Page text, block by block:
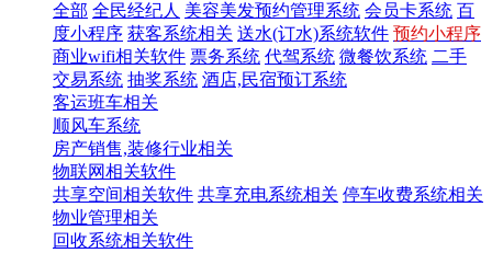
全部 全民经纪人 美容美发预约管理系统 会员卡系统 百
度小程序 获客系统相关 送水(订水)系统软件 预约小程序
商业wifi相关软件 票务系统 代驾系统 微餐饮系统 二手
交易系统 抽奖系统 酒店,民宿预订系统
客运班车相关
顺风车系统
房产销售,装修行业相关
物联网相关软件
共享空间相关软件 共享充电系统相关 停车收费系统相关
物业管理相关
回收系统相关软件